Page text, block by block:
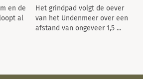
en de
al
Het grindpad volgt de oever
van het Undenmeer over een
afstand van ongeveer 1,5 ...